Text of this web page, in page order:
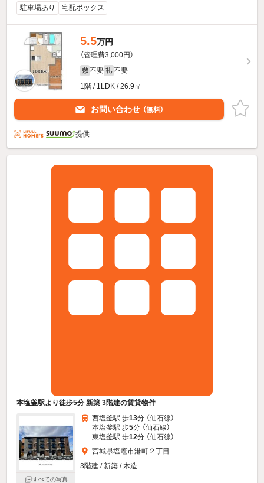
駐車場あり 宅配ボックス
5.5万円
（管理費3,000円）
敷 不要 礼 不要
1階 / 1LDK / 26.9㎡
お問い合わせ （無料）
提供
本塩釜駅より徒歩5分 新築 3階建の賃貸物件
すべての写真
西塩釜駅 歩13分 （仙石線）
本塩釜駅 歩5分 （仙石線）
東塩釜駅 歩12分 （仙石線）
宮城県塩竈市港町２丁目
3階建 / 新築 / 木造